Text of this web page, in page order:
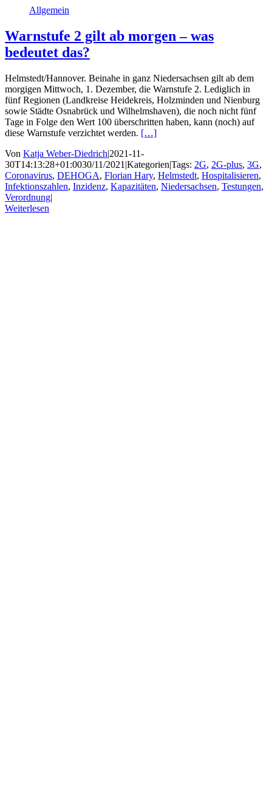
Allgemein
Warnstufe 2 gilt ab morgen – was
bedeutet das?
Helmstedt/Hannover. Beinahe in ganz Niedersachsen gilt ab dem
morgigen Mittwoch, 1. Dezember, die Warnstufe 2. Lediglich in
fünf Regionen (Landkreise Heidekreis, Holzminden und Nienburg
sowie Städte Osnabrück und Wilhelmshaven), die noch nicht fünf
Tage in Folge den Wert 100 überschritten haben, kann (noch) auf
diese Warnstufe verzichtet werden. […]
Von Katja Weber-Diedrich|2021-11-
30T14:13:28+01:0030/11/2021 |Kategorien|Tags: 2G, 2G-plus, 3G,
Coronavirus, DEHOGA, Florian Hary, Helmstedt, Hospitalisieren,
Infektionszahlen, Inzidenz, Kapazitäten, Niedersachsen, Testungen,
Verordnung|
Weiterlesen